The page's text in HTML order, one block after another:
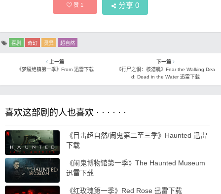
赞1 分享 0
喜剧 奇幻 灵异 超自然
上一篇
《梦魇绝镇第一季》From 迅雷下载
下一篇
《行尸之惧：核潜艇》Fear the Walking Dea
d: Dead in the Water 迅雷下载
喜欢这部剧的人也喜欢 · · · · · ·
《目击超自然/闹鬼第二至三季》Haunted 迅雷
下载
《闹鬼博物馆第一季》The Haunted Museum
迅雷下载
《红玫瑰第一季》Red Rose 迅雷下载